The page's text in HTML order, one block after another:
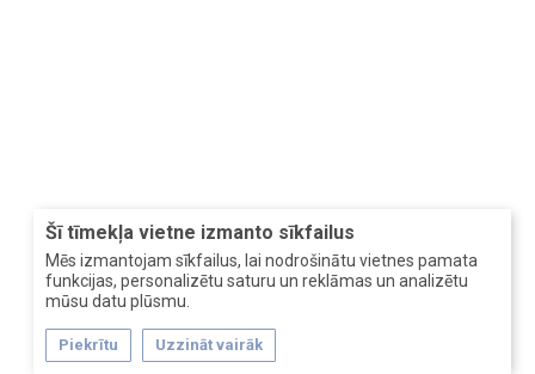
Šī tīmekļa vietne izmanto sīkfailus
Mēs izmantojam sīkfailus, lai nodrošinātu vietnes pamata
funkcijas, personalizētu saturu un reklāmas un analizētu
mūsu datu plūsmu.
Piekrītu Uzzināt vairāk